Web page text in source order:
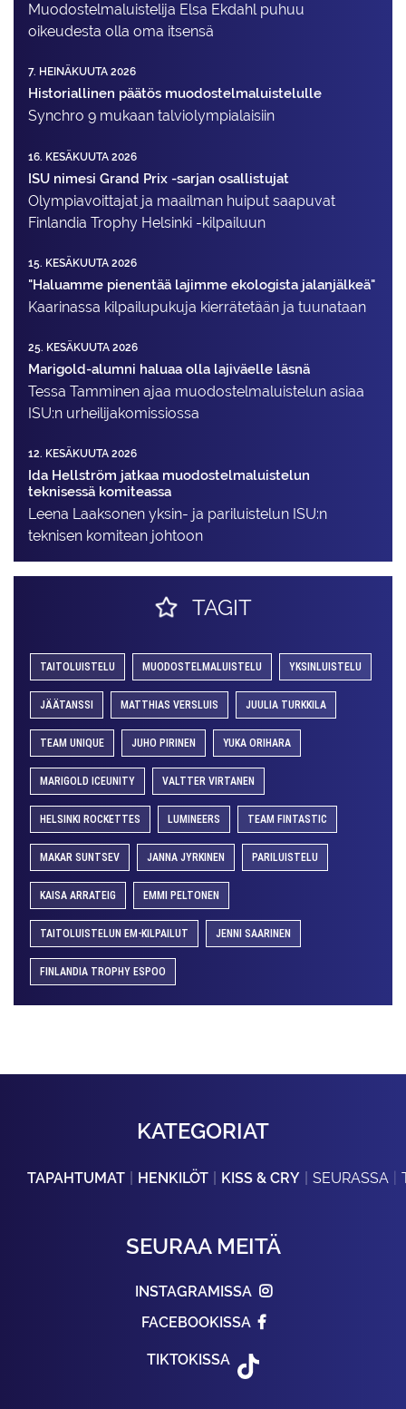
Muodostelma­luistelija Elsa Ekdahl puhuu
oikeudesta olla oma itsensä
7. HEINÄKUUTA 2026
Historiallinen päätös muodostelmaluistelulle
Synchro 9 mukaan talviolympialaisiin
16. KESÄKUUTA 2026
ISU nimesi Grand Prix -sarjan osallistujat
Olympiavoittajat ja maailman huiput saapuvat
Finlandia Trophy Helsinki -kilpailuun
15. KESÄKUUTA 2026
"Haluamme pienentää lajimme ekologista jalanjälkeä"
Kaarinassa kilpailupukuja kierrätetään ja tuunataan
25. KESÄKUUTA 2026
Marigold-alumni haluaa olla lajiväelle läsnä
Tessa Tamminen ajaa muodostelma­luistelun asiaa
ISU:n urheilija­komissiossa
12. KESÄKUUTA 2026
Ida Hellström jatkaa muodostelmaluistelun
teknisessä komiteassa
Leena Laaksonen yksin- ja pariluistelun ISU:n
teknisen komitean johtoon
TAGIT
TAITOLUISTELU MUODOSTELMALUISTELU YKSINLUISTELU
JÄÄTANSSI MATTHIAS VERSLUIS JUULIA TURKKILA
TEAM UNIQUE JUHO PIRINEN YUKA ORIHARA
MARIGOLD ICEUNITY VALTTER VIRTANEN
HELSINKI ROCKETTES LUMINEERS TEAM FINTASTIC
MAKAR SUNTSEV JANNA JYRKINEN PARILUISTELU
KAISA ARRATEIG EMMI PELTONEN
TAITOLUISTELUN EM-KILPAILUT JENNI SAARINEN
FINLANDIA TROPHY ESPOO
KATEGORIAT
TAPAHTUMAT HENKILÖT KISS & CRY SEURASSA
SEURAA MEITÄ
INSTAGRAMISSA
FACEBOOKISSA
TIKTOKISSA